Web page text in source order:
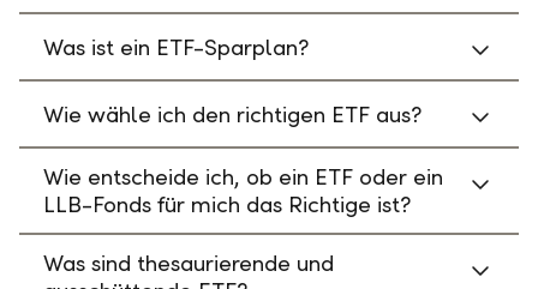
Was ist ein ETF-Sparplan?
Wie wähle ich den richtigen ETF aus?
Wie entscheide ich, ob ein ETF oder ein
LLB-Fonds für mich das Richtige ist?
Was sind thesaurierende und